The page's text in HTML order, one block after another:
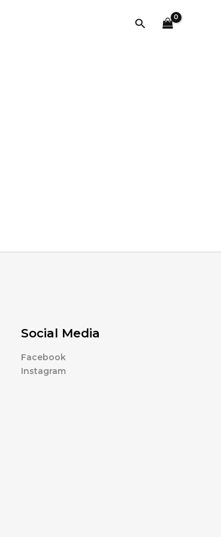
Buscar
Social Media
Facebook
Instagram